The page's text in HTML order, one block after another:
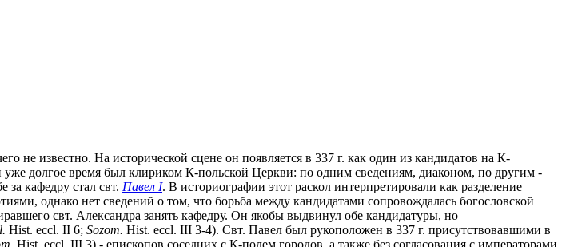
известно. На исторической сцене он появляется в 337 г. как один из кандидатов на К-
долгое время был клириком К-польской Церкви: по одним сведениям, диаконом, по другим -
кафедру стал свт. Павел I. В историографии этот раскол интерпретировали как разделение
однако нет сведений о том, что борьба между кандидатами сопровождалась богословской
свт. Александра занять кафедру. Он якобы выдвинул обе кандидатуры, но
Hist. eccl. II 6; Sozom. Hist. eccl. III 3-4). Свт. Павел был рукоположен в 337 г. присутствовавшими в
Hist. eccl. III 3) - епископов соседних с К-полем городов, а также без согласования с императорами